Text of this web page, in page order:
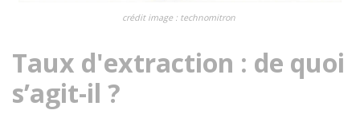
crédit image : technomitron
Taux d'extraction : de quoi
s’agit-il ?